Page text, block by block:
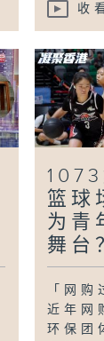
收
篮球
为青
舞台
「网购
近年网
环保团